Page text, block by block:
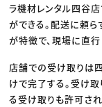
ラ機材レンタル四谷
ができる。配送に頼
が特徴で、現場に直
店舗での受け取りは
けで完了する。受け
る受け取りも許可さ